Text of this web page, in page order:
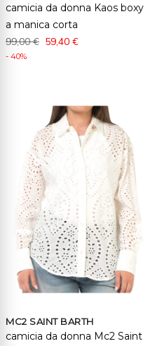
camicia da donna Kaos boxy
a manica corta
99,00 € 59,40 €
- 40%
MC2 SAINT BARTH
camicia da donna Mc2 Saint